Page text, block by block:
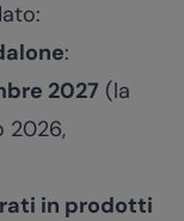
:
2027 (la
2026,
in prodotti